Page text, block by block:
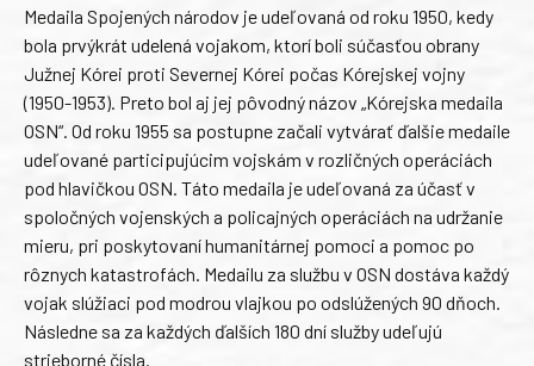
Medaila Spojených národov je udeľovaná od roku 1950, kedy
bola prvýkrát udelená vojakom, ktorí boli súčasťou obrany
Južnej Kórei proti Severnej Kórei počas Kórejskej vojny
(1950-1953). Preto bol aj jej pôvodný názov „Kórejska medaila
OSN“. Od roku 1955 sa postupne začali vytvárať ďalšie medaile
udeľované participujúcim vojskám v rozličných operáciách
pod hlavičkou OSN. Táto medaila je udeľovaná za účasť v
spoločných vojenských a policajných operáciách na udržanie
mieru, pri poskytovaní humanitárnej pomoci a pomoc po
rôznych katastrofách. Medailu za službu v OSN dostáva každý
vojak slúžiaci pod modrou vlajkou po odslúžených 90 dňoch.
Následne sa za každých ďalších 180 dní služby udeľujú
strieborné čísla.